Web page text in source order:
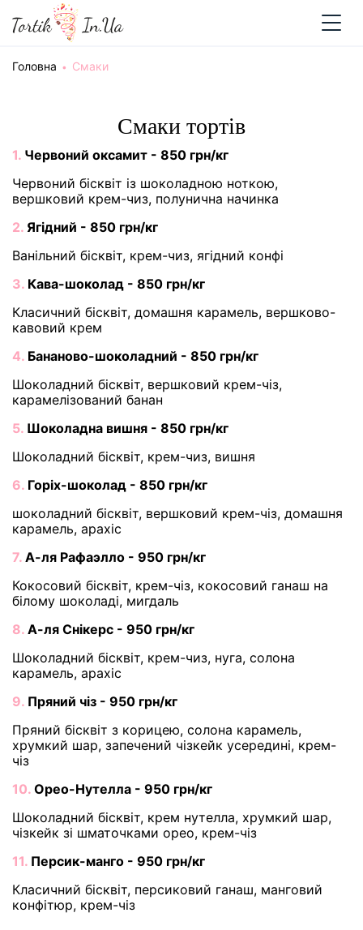
Головна Cмаки
Cмаки тортів
1. Червоний оксамит - 850 грн/кг
Червоний бісквіт із шоколадною ноткою,
вершковий крем-чиз, полунична начинка
2. Ягідний - 850 грн/кг
Ванільний бісквіт, крем-чиз, ягідний конфі
3. Кава-шоколад - 850 грн/кг
Класичний бісквіт, домашня карамель, вершково-
кавовий крем
4. Бананово-шоколадний - 850 грн/кг
Шоколадний бісквіт, вершковий крем-чіз,
карамелізований банан
5. Шоколадна вишня - 850 грн/кг
Шоколадний бісквіт, крем-чиз, вишня
6. Горіх-шоколад - 850 грн/кг
шоколадний бісквіт, вершковий крем-чіз, домашня
карамель, арахіс
7. А-ля Рафаэлло - 950 грн/кг
Кокосовий бісквіт, крем-чіз, кокосовий ганаш на
білому шоколаді, мигдаль
8. А-ля Снікерс - 950 грн/кг
Шоколадний бісквіт, крем-чиз, нуга, солона
карамель, арахіс
9. Пряний чіз - 950 грн/кг
Пряний бісквіт з корицею, солона карамель,
хрумкий шар, запечений чізкейк усередині, крем-
чіз
10. Орео-Нутелла - 950 грн/кг
Шоколадний бісквіт, крем нутелла, хрумкий шар,
чізкейк зі шматочками орео, крем-чіз
11. Персик-манго - 950 грн/кг
Класичний бісквіт, персиковий ганаш, манговий
конфітюр, крем-чіз